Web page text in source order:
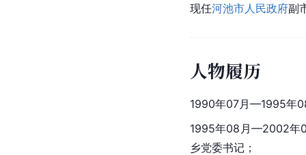
现任河池市人民政府副
人物履历
1990年07月—1995年
1995年08月—2002年
乡党委书记；